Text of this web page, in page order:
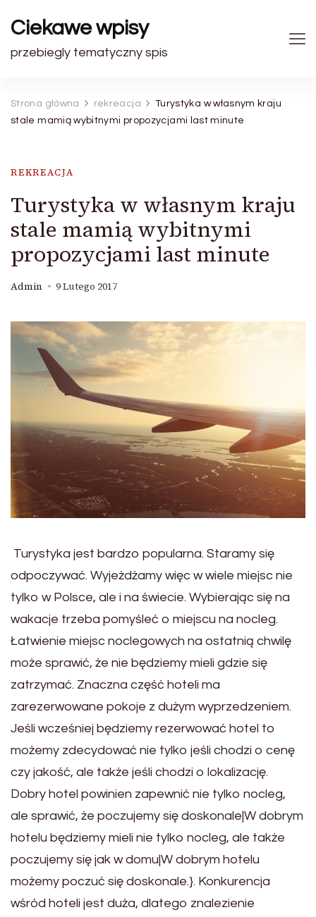
Ciekawe wpisy
przebiegly tematyczny spis
Strona główna rekreacja
Turystyka w własnym kraju
stale mamią wybitnymi propozycjami last minute
REKREACJA
Turystyka w własnym kraju
stale mamią wybitnymi
propozycjami last minute
Admin 9 Lutego 2017
Turystyka jest bardzo popularna. Staramy się
odpoczywać. Wyjeżdżamy więc w wiele miejsc nie
tylko w Polsce, ale i na świecie. Wybierając się na
wakacje trzeba pomyśleć o miejscu na nocleg.
Łatwienie miejsc noclegowych na ostatnią chwilę
może sprawić, że nie będziemy mieli gdzie się
zatrzymać. Znaczna część hoteli ma
zarezerwowane pokoje z dużym wyprzedzeniem.
Jeśli wcześniej będziemy rezerwować hotel to
możemy zdecydować nie tylko jeśli chodzi o cenę
czy jakość, ale także jeśli chodzi o lokalizację.
Dobry hotel powinien zapewnić nie tylko nocleg,
ale sprawić, że poczujemy się doskonale|W dobrym
hotelu będziemy mieli nie tylko nocleg, ale także
poczujemy się jak w domu|W dobrym hotelu
możemy poczuć się doskonale.}. Konkurencja
wśród hoteli jest duża, dlatego znalezienie